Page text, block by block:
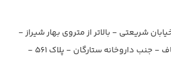
شریعتی - بالاتر از متروی بهار شیراز -
روبروی اتاق اصناف - جنب داروخانه ستارگان - پلاک 561 -